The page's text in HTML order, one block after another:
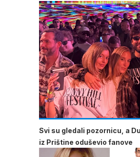
Svi su gledali pozornicu, a
iz Prištine oduševio fanove